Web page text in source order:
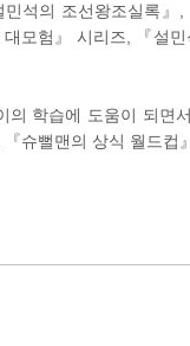
석의 조선왕조실록』,
모험』 시리즈, 『설
학습에 도움이 되면
슈뻘맨의 상식 월드컵